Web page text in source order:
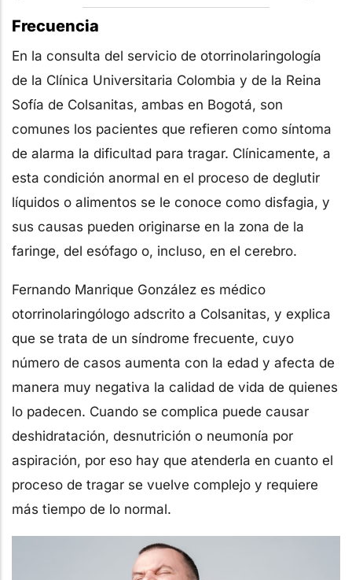
Frecuencia
En la consulta del servicio de otorrinolaringología
de la Clínica Universitaria Colombia y de la Reina
Sofía de Colsanitas, ambas en Bogotá, son
comunes los pacientes que refieren como síntoma
de alarma la dificultad para tragar. Clínicamente, a
esta condición anormal en el proceso de deglutir
líquidos o alimentos se le conoce como disfagia, y
sus causas pueden originarse en la zona de la
faringe, del esófago o, incluso, en el cerebro.
Fernando Manrique González es médico
otorrinolaringólogo adscrito a Colsanitas, y explica
que se trata de un síndrome frecuente, cuyo
número de casos aumenta con la edad y afecta de
manera muy negativa la calidad de vida de quienes
lo padecen. Cuando se complica puede causar
deshidratación, desnutrición o neumonía por
aspiración, por eso hay que atenderla en cuanto el
proceso de tragar se vuelve complejo y requiere
más tiempo de lo normal.